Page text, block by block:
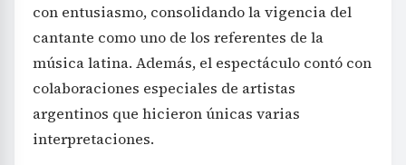
con entusiasmo, consolidando la vigencia del
cantante como uno de los referentes de la
música latina. Además, el espectáculo contó con
colaboraciones especiales de artistas
argentinos que hicieron únicas varias
interpretaciones.